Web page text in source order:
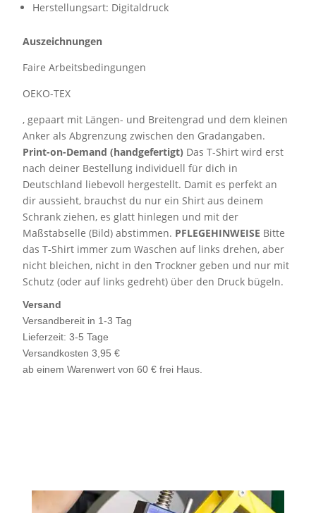
Herstellungsart: Digitaldruck
Auszeichnungen
Faire Arbeitsbedingungen
OEKO-TEX
, gepaart mit Längen- und Breitengrad und dem kleinen
Anker als Abgrenzung zwischen den Gradangaben.
Print-on-Demand (handgefertigt) Das T-Shirt wird erst
nach deiner Bestellung individuell für dich in
Deutschland liebevoll hergestellt. Damit es perfekt an
dir aussieht, brauchst du nur ein Shirt aus deinem
Schrank ziehen, es glatt hinlegen und mit der
Maßstabselle (Bild) abstimmen. PFLEGEHINWEISE Bitte
das T-Shirt immer zum Waschen auf links drehen, aber
nicht bleichen, nicht in den Trockner geben und nur mit
Schutz (oder auf links gedreht) über den Druck bügeln.
Versand
Versandbereit in 1-3 Tag
Lieferzeit: 3-5 Tage
Versandkosten 3,95 €
ab einem Warenwert von 60 € frei Haus.